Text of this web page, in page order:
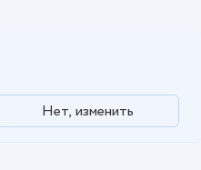
Нет, изменить